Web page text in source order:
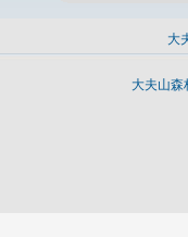
大
大夫山森